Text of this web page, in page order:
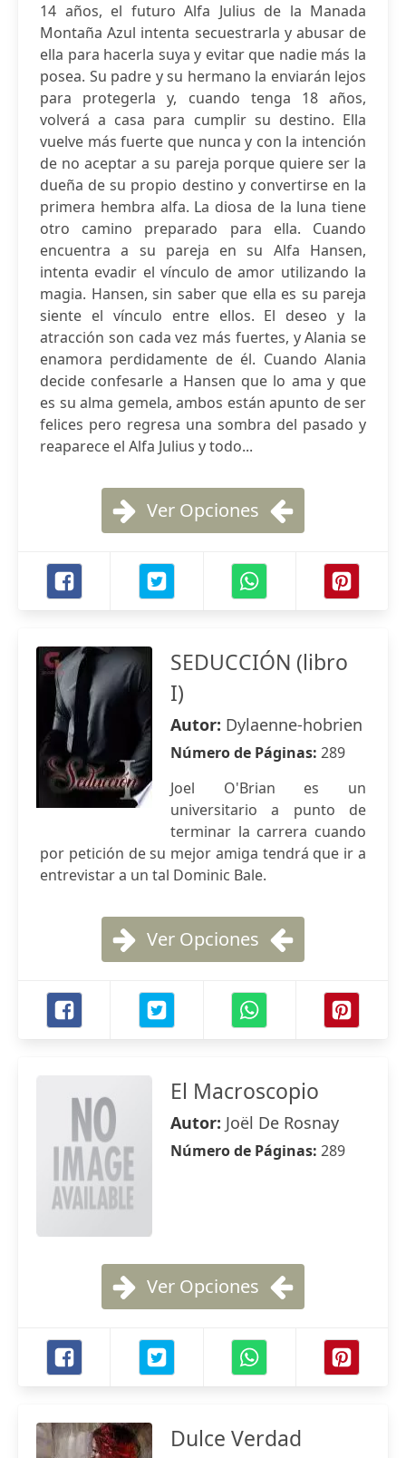
14 años, el futuro Alfa Julius de la Manada
Montaña Azul intenta secuestrarla y abusar de
ella para hacerla suya y evitar que nadie más la
posea. Su padre y su hermano la enviarán lejos
para protegerla y, cuando tenga 18 años,
volverá a casa para cumplir su destino. Ella
vuelve más fuerte que nunca y con la intención
de no aceptar a su pareja porque quiere ser la
dueña de su propio destino y convertirse en la
primera hembra alfa. La diosa de la luna tiene
otro camino preparado para ella. Cuando
encuentra a su pareja en su Alfa Hansen,
intenta evadir el vínculo de amor utilizando la
magia. Hansen, sin saber que ella es su pareja
siente el vínculo entre ellos. El deseo y la
atracción son cada vez más fuertes, y Alania se
enamora perdidamente de él. Cuando Alania
decide confesarle a Hansen que lo ama y que
es su alma gemela, ambos están apunto de ser
felices pero regresa una sombra del pasado y
reaparece el Alfa Julius y todo...
Ver Opciones
SEDUCCIÓN (libro
I)
Autor: Dylaenne-hobrien
Número de Páginas: 289
Joel O'Brian es un
universitario a punto de
terminar la carrera cuando
por petición de su mejor amiga tendrá que ir a
entrevistar a un tal Dominic Bale.
Ver Opciones
El Macroscopio
Autor: Joël De Rosnay
Número de Páginas: 289
Ver Opciones
Dulce Verdad